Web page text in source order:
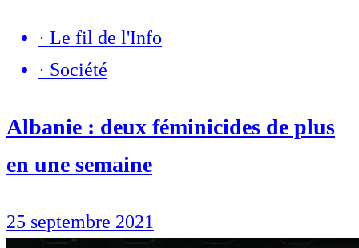
· Le fil de l'Info
· Société
Albanie : deux féminicides de plus
en une semaine
25 septembre 2021